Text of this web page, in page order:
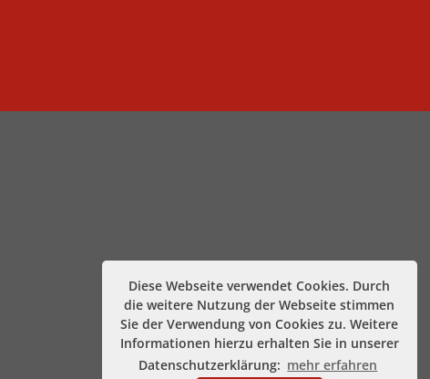
Diese Webseite verwendet Cookies. Durch
die weitere Nutzung der Webseite stimmen
Sie der Verwendung von Cookies zu. Weitere
Informationen hierzu erhalten Sie in unserer
Datenschutzerklärung: mehr erfahren